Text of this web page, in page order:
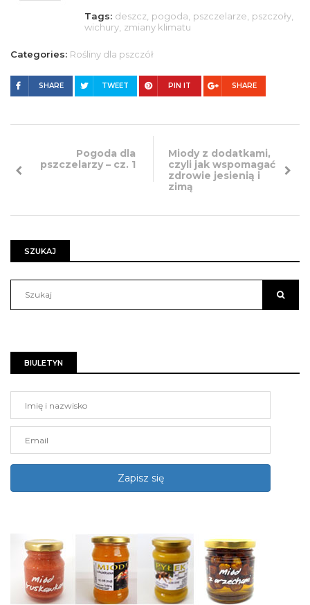
Tags: deszcz, pogoda, pszczelarze, pszczoły,
wichury, zmiany klimatu
Categories: Rośliny dla pszczół
SHARE TWEET PIN IT SHARE
Pogoda dla
pszczelarzy – cz. 1
Miody z dodatkami,
czyli jak wspomagać
zdrowie jesienią i
zimą
SZUKAJ
BIULETYN